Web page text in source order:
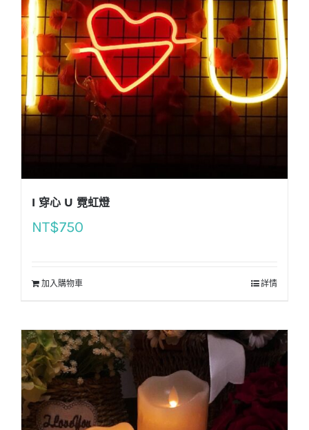
I 穿心 U 霓虹燈
NT$750
加入購物車 詳情